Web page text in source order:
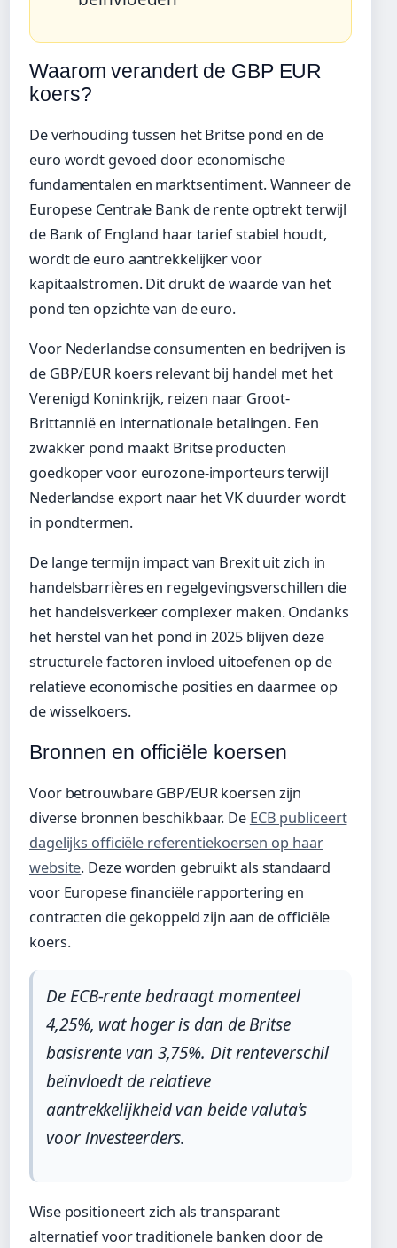
Waarom verandert de GBP EUR
koers?
De verhouding tussen het Britse pond en de
euro wordt gevoed door economische
fundamentalen en marktsentiment. Wanneer de
Europese Centrale Bank de rente optrekt terwijl
de Bank of England haar tarief stabiel houdt,
wordt de euro aantrekkelijker voor
kapitaalstromen. Dit drukt de waarde van het
pond ten opzichte van de euro.
Voor Nederlandse consumenten en bedrijven is
de GBP/EUR koers relevant bij handel met het
Verenigd Koninkrijk, reizen naar Groot-
Brittannië en internationale betalingen. Een
zwakker pond maakt Britse producten
goedkoper voor eurozone-importeurs terwijl
Nederlandse export naar het VK duurder wordt
in pondtermen.
De lange termijn impact van Brexit uit zich in
handelsbarrières en regelgevingsverschillen die
het handelsverkeer complexer maken. Ondanks
het herstel van het pond in 2025 blijven deze
structurele factoren invloed uitoefenen op de
relatieve economische posities en daarmee op
de wisselkoers.
Bronnen en officiële koersen
Voor betrouwbare GBP/EUR koersen zijn
diverse bronnen beschikbaar. De ECB publiceert
dagelijks officiële referentiekoersen op haar
website. Deze worden gebruikt als standaard
voor Europese financiële rapportering en
contracten die gekoppeld zijn aan de officiële
koers.
De ECB-rente bedraagt momenteel
4,25%, wat hoger is dan de Britse
basisrente van 3,75%. Dit renteverschil
beïnvloedt de relatieve
aantrekkelijkheid van beide valuta’s
voor investeerders.
Wise positioneert zich als transparant
alternatief voor traditionele banken door de